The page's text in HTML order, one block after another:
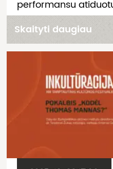
performansu
Skaityti daugiau